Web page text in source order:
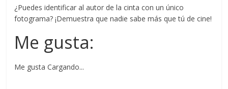
¿Puedes identificar al autor de la cinta con un único
fotograma? ¡Demuestra que nadie sabe más que tú de cine!
Me gusta:
Me gusta Cargando...